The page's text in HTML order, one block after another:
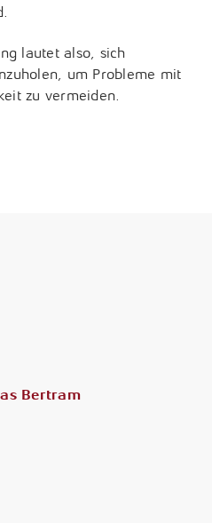
lautet also, sich
um Probleme mit
zu vermeiden.
Bertram